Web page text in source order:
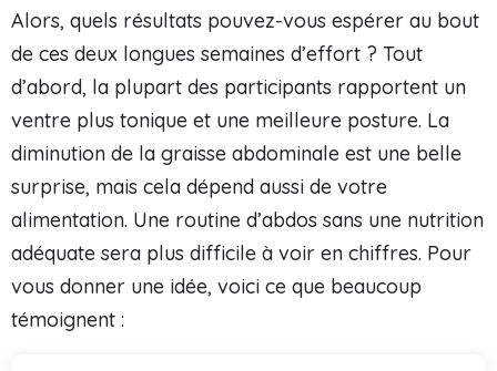
Alors, quels résultats pouvez-vous espérer au bout
de ces deux longues semaines d’effort ? Tout
d’abord, la plupart des participants rapportent un
ventre plus tonique et une meilleure posture. La
diminution de la graisse abdominale est une belle
surprise, mais cela dépend aussi de votre
alimentation. Une routine d’abdos sans une nutrition
adéquate sera plus difficile à voir en chiffres. Pour
vous donner une idée, voici ce que beaucoup
témoignent :